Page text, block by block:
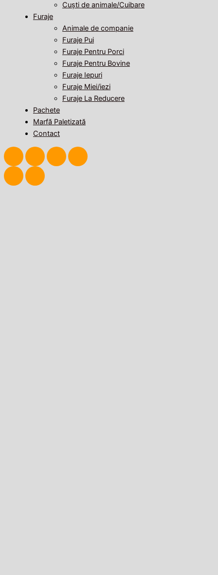
Cuști de animale/Cuibare
Furaje
Animale de companie
Furaje Pui
Furaje Pentru Porci
Furaje Pentru Bovine
Furaje Iepuri
Furaje Miei/iezi
Furaje La Reducere
Pachete
Marfă Paletizată
Contact